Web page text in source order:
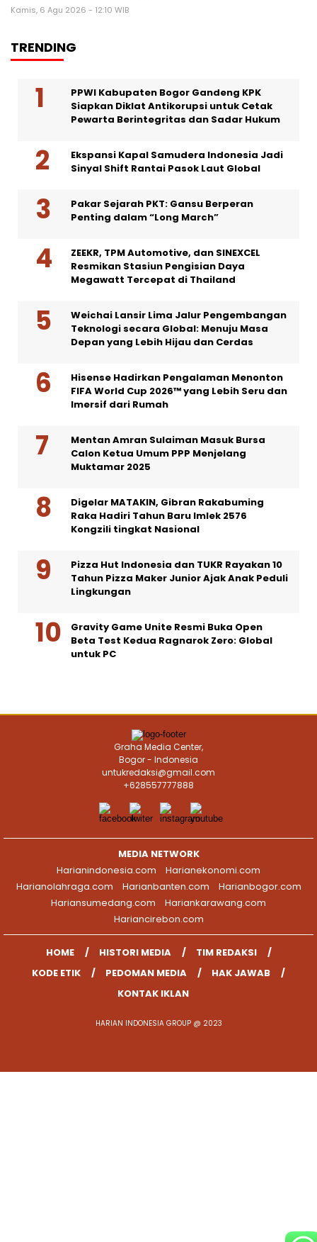
Kamis, 6 Agu 2026 - 12:10 WIB
TRENDING
PPWI Kabupaten Bogor Gandeng KPK
Siapkan Diklat Antikorupsi untuk Cetak
Pewarta Berintegritas dan Sadar Hukum
Ekspansi Kapal Samudera Indonesia Jadi
Sinyal Shift Rantai Pasok Laut Global
Pakar Sejarah PKT: Gansu Berperan
Penting dalam “Long March”
ZEEKR, TPM Automotive, dan SINEXCEL
Resmikan Stasiun Pengisian Daya
Megawatt Tercepat di Thailand
Weichai Lansir Lima Jalur Pengembangan
Teknologi secara Global: Menuju Masa
Depan yang Lebih Hijau dan Cerdas
Hisense Hadirkan Pengalaman Menonton
FIFA World Cup 2026™ yang Lebih Seru dan
Imersif dari Rumah
Mentan Amran Sulaiman Masuk Bursa
Calon Ketua Umum PPP Menjelang
Muktamar 2025
Digelar MATAKIN, Gibran Rakabuming
Raka Hadiri Tahun Baru Imlek 2576
Kongzili tingkat Nasional
Pizza Hut Indonesia dan TUKR Rayakan 10
Tahun Pizza Maker Junior Ajak Anak Peduli
Lingkungan
Gravity Game Unite Resmi Buka Open
Beta Test Kedua Ragnarok Zero: Global
untuk PC
Graha Media Center,
Bogor - Indonesia
untukredaksi@gmail.com
+628557777888
MEDIA NETWORK
Harianindonesia.com
Harianekonomi.com
Harianolahraga.com
Harianbanten.com
Harianbogor.com
Hariansumedang.com
Hariankarawang.com
Hariancirebon.com
HOME HISTORI MEDIA
TIM REDAKSI
KODE ETIK
PEDOMAN MEDIA
HAK JAWAB
KONTAK IKLAN
HARIAN INDONESIA GROUP @ 2023